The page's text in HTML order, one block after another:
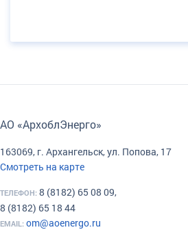
АО «АрхоблЭнерго»
163069, г. Архангельск, ул. Попова, 17
Смотреть на карте
ТЕЛЕФОН: 8 (8182) 65 08 09,
8 (8182) 65 18 44
EMAIL: om@aoenergo.ru